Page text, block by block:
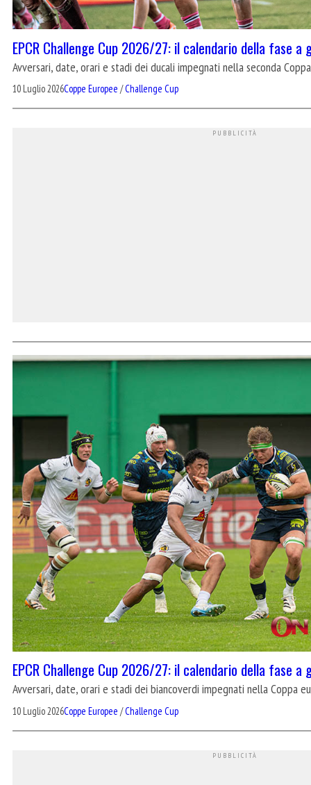
EPCR Challenge Cup 2026/27: il calendario della fase a
Avversari, date, orari e stadi dei ducali impegnati nella seconda
10 Luglio 2026Coppe Europee /Challenge Cup
EPCR Challenge Cup 2026/27: il calendario della fase a
Avversari, date, orari e stadi dei biancoverdi impegnati nella Coppa
10 Luglio 2026Coppe Europee /Challenge Cup